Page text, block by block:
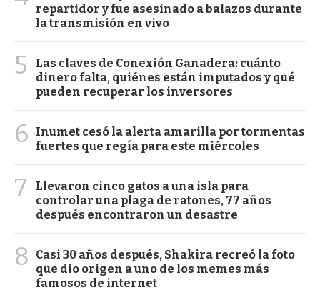
repartidor y fue asesinado a balazos durante
la transmisión en vivo
5
Las claves de Conexión Ganadera: cuánto
dinero falta, quiénes están imputados y qué
pueden recuperar los inversores
6
Inumet cesó la alerta amarilla por tormentas
fuertes que regía para este miércoles
7
Llevaron cinco gatos a una isla para
controlar una plaga de ratones, 77 años
después encontraron un desastre
8
Casi 30 años después, Shakira recreó la foto
que dio origen a uno de los memes más
famosos de internet